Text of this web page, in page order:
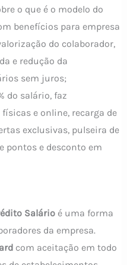
o que é o modelo do
benefícios para empresa
do colaborador,
e redução da
sem juros;
do salário, faz
e online, recarga de
exclusivas, pulseira de
pontos e desconto em
Salárioé uma forma
da empresa.
com aceitação em todo